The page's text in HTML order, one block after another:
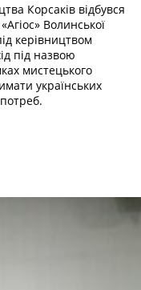
Корсаків відбувся
Волинської
керівництвом
під назвою
мистецького
українських